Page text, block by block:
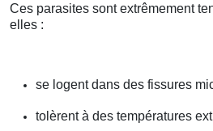
Ces parasites sont extrêmement
elles :
se logent dans des fissures
tolèrent à des températures